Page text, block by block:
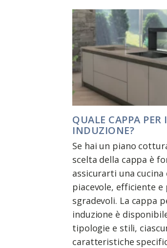
QUALE CAPPA
INDUZIONE?
Se hai un piano
scelta della cappa è
assicurarti una
piacevole, efficiente
sgradevoli. La cappa
induzione è
tipologie e stili,
caratteristiche